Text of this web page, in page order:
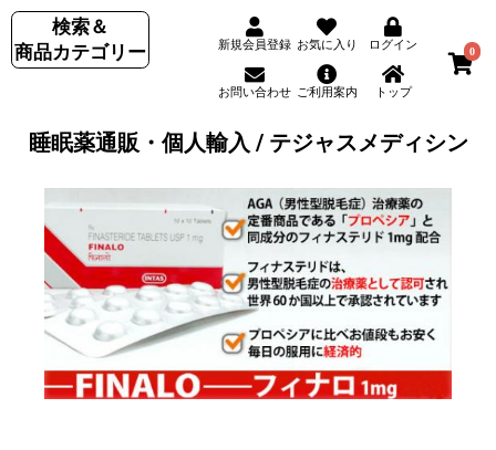
検索＆
商品カテゴリー
新規会員登録 お気に入り ログイン
お問い合わせ ご利用案内 トップ
0
睡眠薬通販・個人輸入 / テジャスメディシン